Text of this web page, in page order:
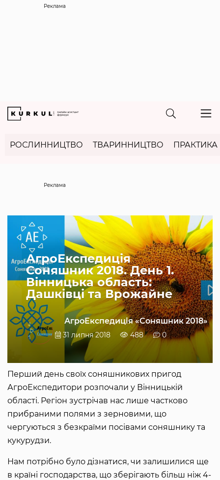
Реклама
РОСЛИННИЦТВО ТВАРИННИЦТВО ПРАКТИКА
АгроЕкспедиція
Соняшник 2018. День 1.
Вінницька область:
Дашківці та Врожайне
АгроЕкспедиція «Соняшник 2018»
31 липня 2018 488 0
Перший день своїх соняшникових пригод
АгроЕкспедитори розпочали у Вінницькій
області. Регіон зустрічав нас лише частково
прибраними полями з зерновими, що
чергуються з безкраїми посівами соняшнику та
кукурудзи.
Нам потрібно було дізнатися, чи залишилися ще
в країні господарства, що зберігають більш ніж 4-
Реклама